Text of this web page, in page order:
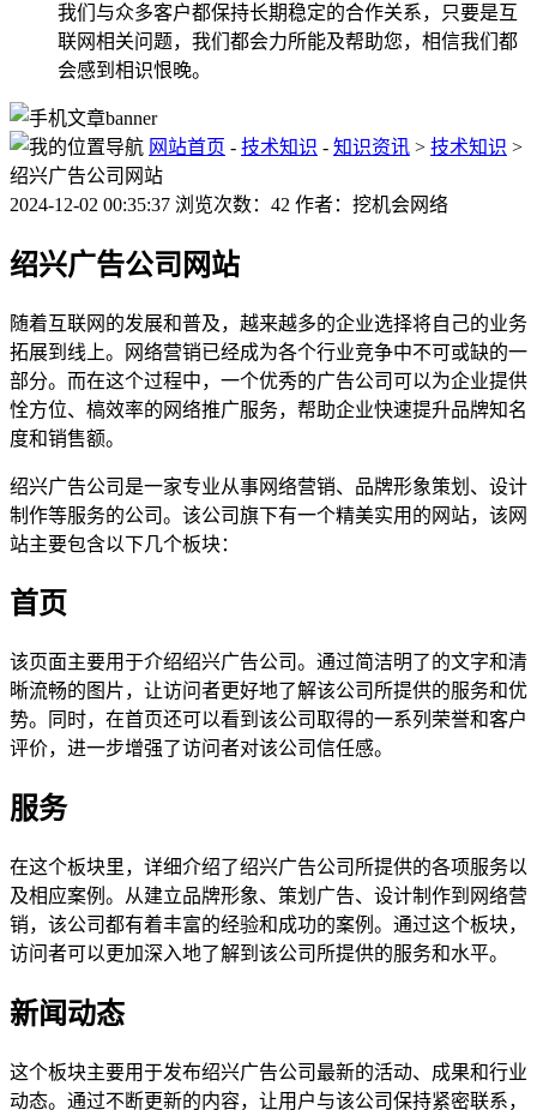
我们与众多客户都保持长期稳定的合作关系，只要是互
联网相关问题，我们都会力所能及帮助您，相信我们都
会感到相识恨晚。
网站首页 - 技术知识 - 知识资讯 > 技术知识 >
绍兴广告公司网站
2024-12-02 00:35:37 浏览次数：42 作者：挖机会网络
绍兴广告公司网站
随着互联网的发展和普及，越来越多的企业选择将自己的业务
拓展到线上。网络营销已经成为各个行业竞争中不可或缺的一
部分。而在这个过程中，一个优秀的广告公司可以为企业提供
恮方位、槁效率的网络推广服务，帮助企业快速提升品牌知名
度和销售额。
绍兴广告公司是一家专业从事网络营销、品牌形象策划、设计
制作等服务的公司。该公司旗下有一个精美实用的网站，该网
站主要包含以下几个板块：
首页
该页面主要用于介绍绍兴广告公司。通过简洁明了的文字和清
晰流畅的图片，让访问者更好地了解该公司所提供的服务和优
势。同时，在首页还可以看到该公司取得的一系列荣誉和客户
评价，进一步增强了访问者对该公司信任感。
服务
在这个板块里，详细介绍了绍兴广告公司所提供的各项服务以
及相应案例。从建立品牌形象、策划广告、设计制作到网络营
销，该公司都有着丰富的经验和成功的案例。通过这个板块，
访问者可以更加深入地了解到该公司所提供的服务和水平。
新闻动态
这个板块主要用于发布绍兴广告公司最新的活动、成果和行业
动态。通过不断更新的内容，让用户与该公司保持紧密联系，